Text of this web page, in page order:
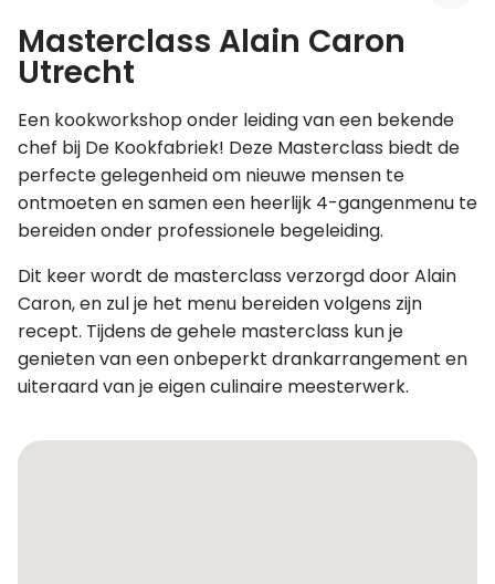
Leer koken als een chef
Kooktips & blogs
Masterclass Alain Caron
Utrecht
Een kookworkshop onder leiding van een bekende
chef bij De Kookfabriek! Deze Masterclass biedt de
perfecte gelegenheid om nieuwe mensen te
ontmoeten en samen een heerlijk 4-gangenmenu te
bereiden onder professionele begeleiding.
Dit keer wordt de masterclass verzorgd door Alain
Caron, en zul je het menu bereiden volgens zijn
recept. Tijdens de gehele masterclass kun je
genieten van een onbeperkt drankarrangement en
uiteraard van je eigen culinaire meesterwerk.